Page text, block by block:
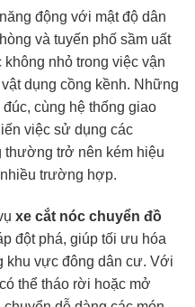
động với mật độ dân
và tuyến phố sầm uất
nhỏ trong việc vận
dụng cồng kềnh. Những
cùng hệ thống giao
việc sử dụng các
thường trở nên kém hiệu
trường hợp.
xe cắt nóc chuyển đồ
đột phá, giúp tối ưu hóa
khu vực đông dân cư. Với
thể tháo rời hoặc mở